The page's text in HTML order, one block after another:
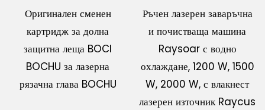
Оригинален сменен
картридж за долна
защитна леща BOCI
BOCHU за лазерна
рязачна глава BOCHU
Ръчен лазерен заваръчна
и почистваща машина
Raysoar с водно
охлаждане, 1200 W, 1500
W, 2000 W, с влакнест
лазерен източник Raycus